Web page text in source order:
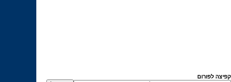
קפיצה לפורום